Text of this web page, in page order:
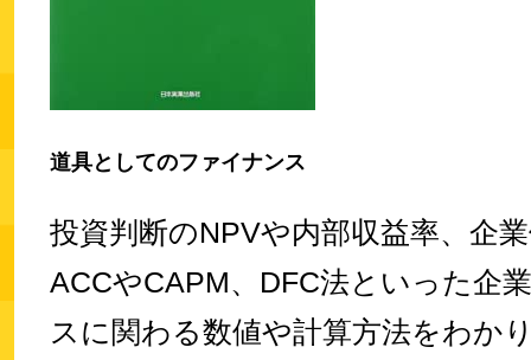
道具としてのファイナンス
投資判断のNPVや内部収益率、企
ACCやCAPM、DFC法といった企
スに関わる数値や計算方法をわか